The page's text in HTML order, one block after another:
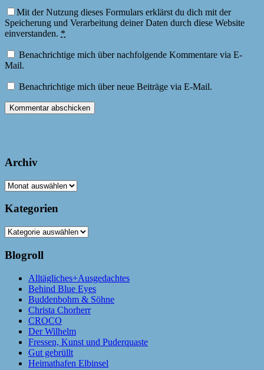
Mit der Nutzung dieses Formulars erklärst du dich mit der
Speicherung und Verarbeitung deiner Daten durch diese Website
einverstanden. *
Benachrichtige mich über nachfolgende Kommentare via E-
Mail.
Benachrichtige mich über neue Beiträge via E-Mail.
Archiv
Archiv
Kategorien
Kategorien
Blogroll
Alltägliches+Ausgedachtes
Behind Blue Eyes
Buddenbohm & Söhne
Christa Chorherr
CROCO
Der Wilhelm
Fressen, Kunst und Puderquaste
Gut gebrüllt
Heimathafen Elbinsel